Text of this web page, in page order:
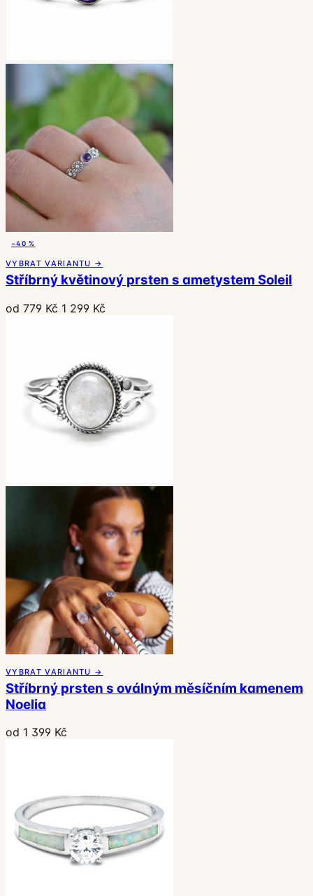
−40 %
VYBRAT VARIANTU →
Stříbrný květinový prsten s ametystem Soleil
od 779 Kč 1 299 Kč
VYBRAT VARIANTU →
Stříbrný prsten s oválným měsíčním kamenem
Noelia
od 1 399 Kč